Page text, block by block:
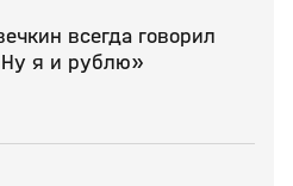
всегда говорил
я и рублю»